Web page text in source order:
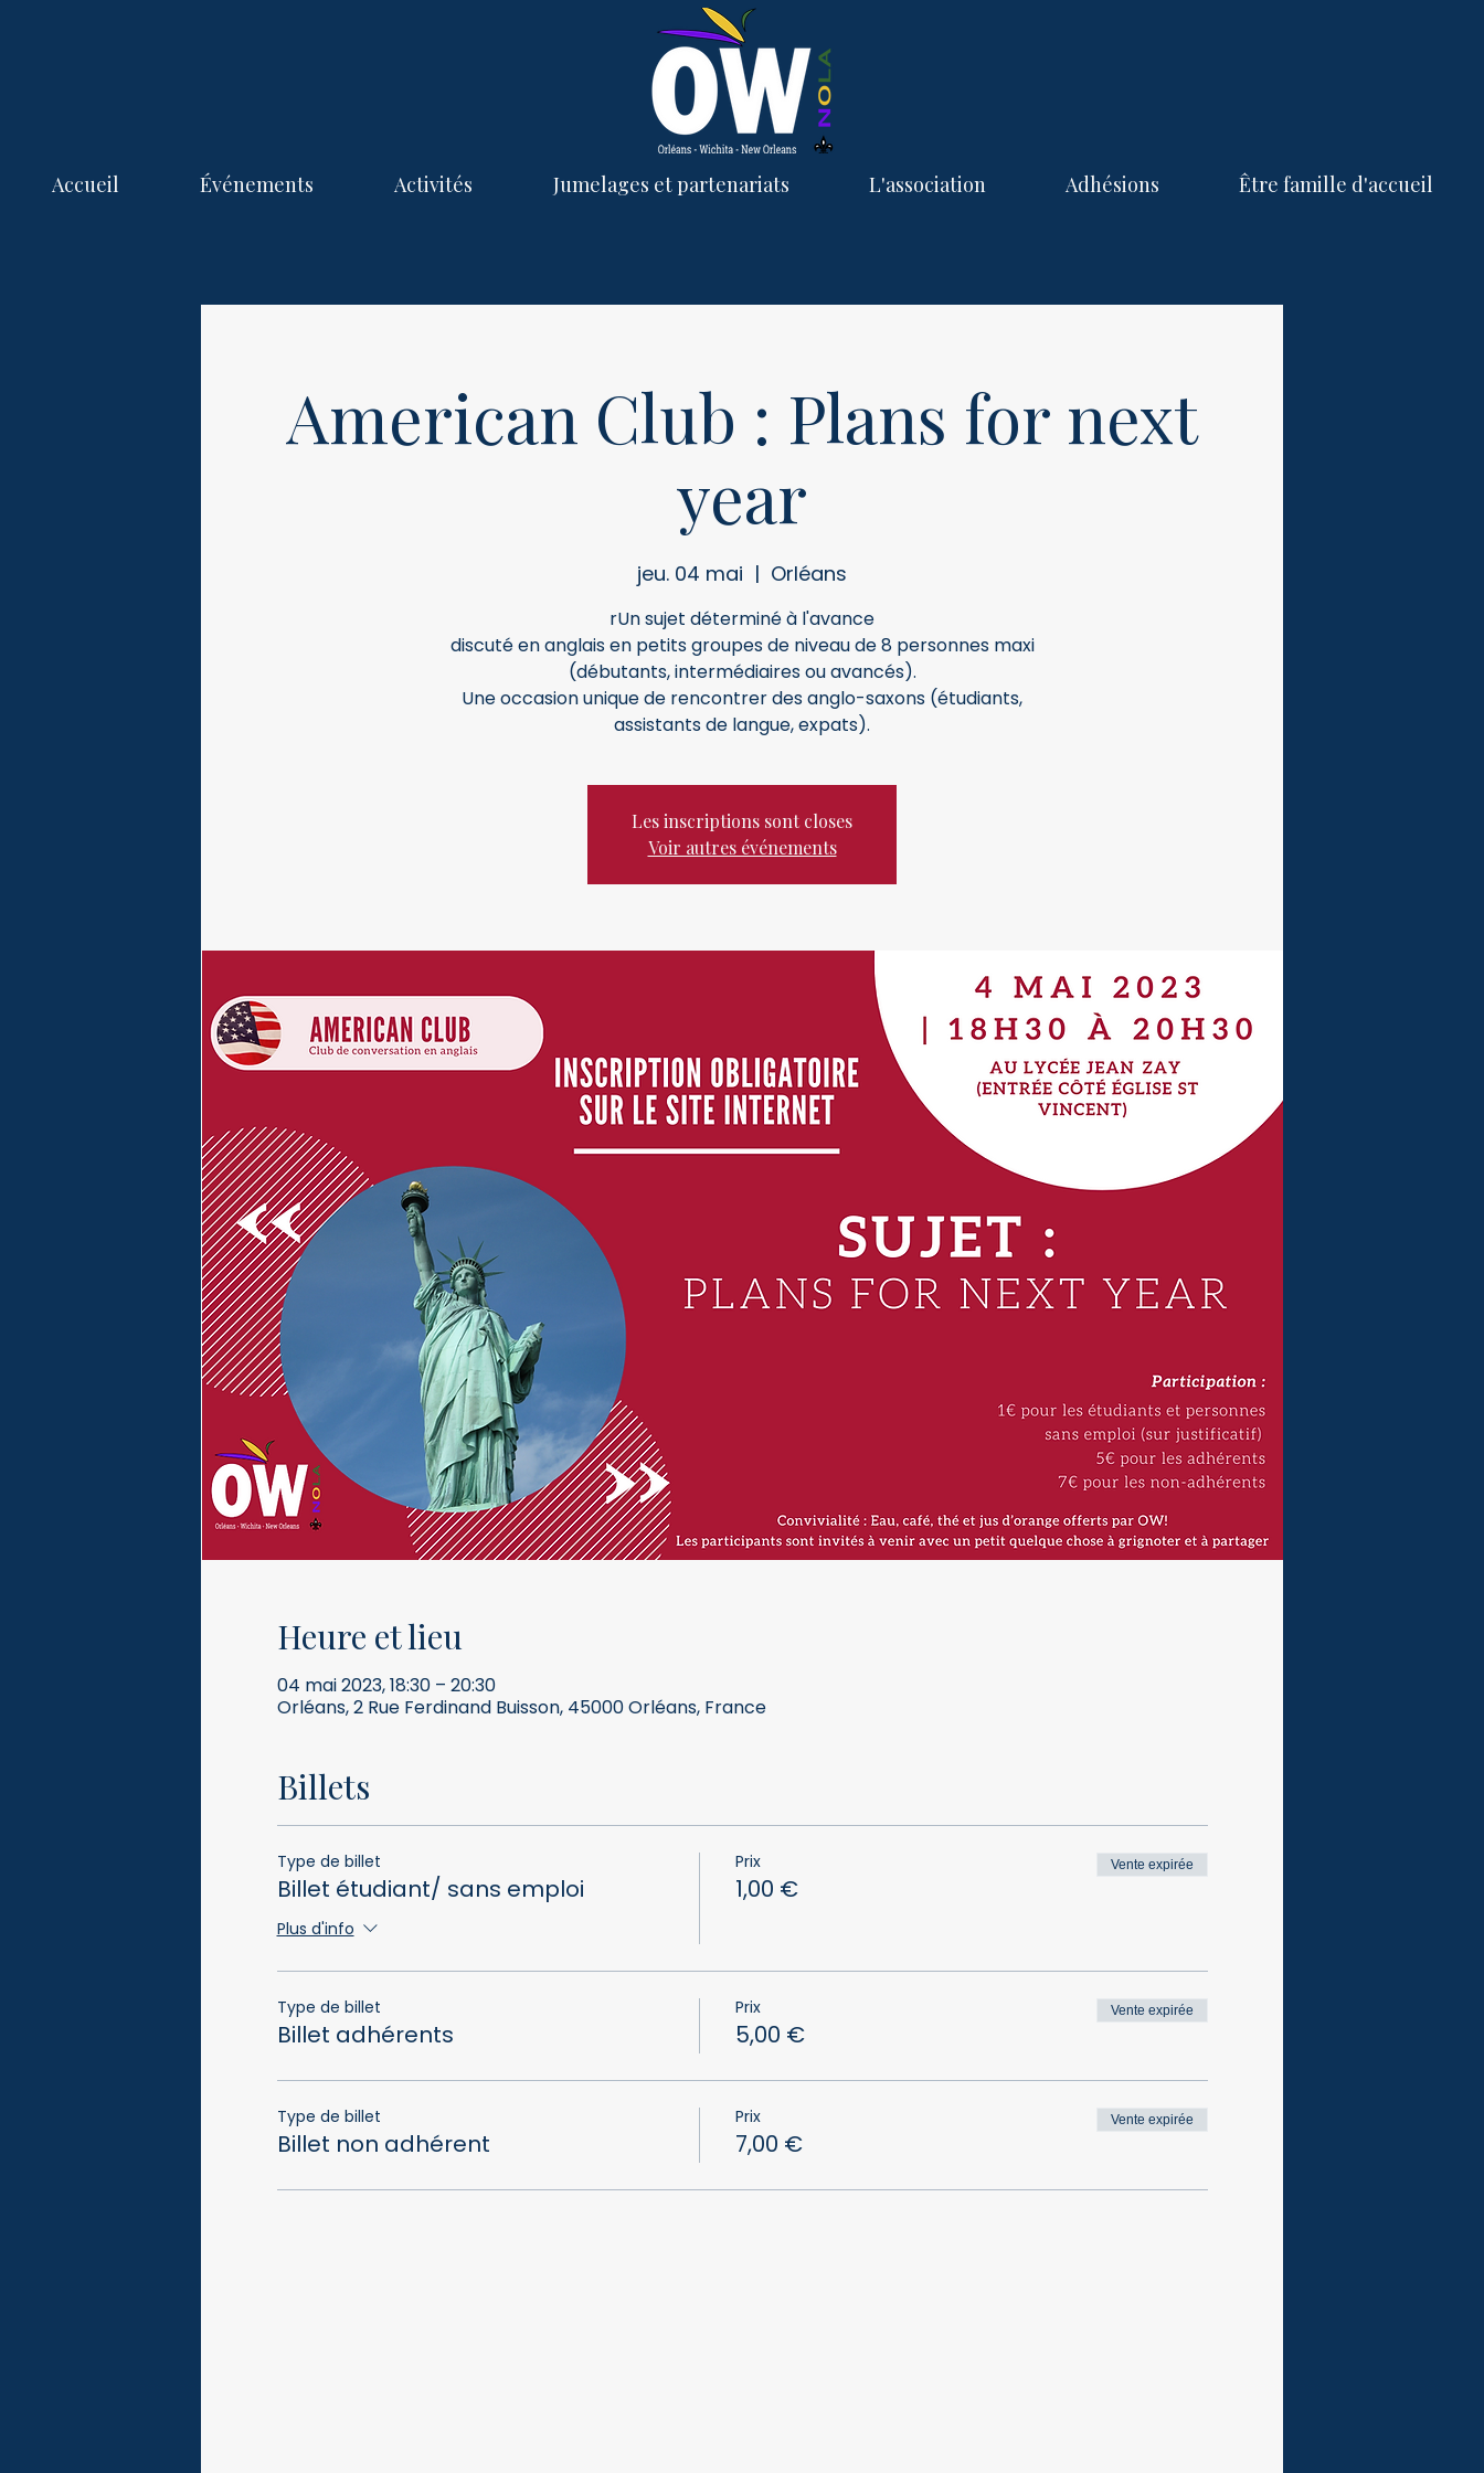
Accueil Événements Activités Jumelages et partenariats L'association Adhésions Être famille d'accueil
American Club : Plans for next
year
jeu. 04 mai
  |
Orléans
rUn sujet déterminé à l'avance
discuté en anglais en petits groupes de niveau de 8 personnes maxi
(débutants, intermédiaires ou avancés).
Une occasion unique de rencontrer des anglo-saxons (étudiants,
assistants de langue, expats).
Les inscriptions sont closes
Voir autres événements
Heure et lieu
04 mai 2023, 18:30 – 20:30
Orléans, 2 Rue Ferdinand Buisson, 45000 Orléans, France
Billets
Type de billet
Billet étudiant/ sans emploi
Plus d'info
Prix
1,00 €
Vente expirée
Type de billet
Billet adhérents
Prix
5,00 €
Vente expirée
Type de billet
Billet non adhérent
Prix
7,00 €
Vente expirée